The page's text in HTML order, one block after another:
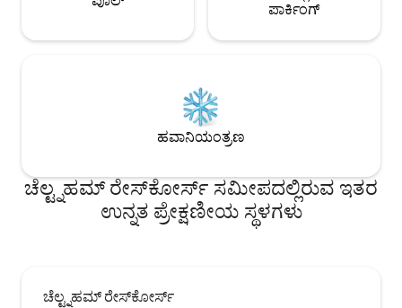
ಪಾರ್ಕಿಂಗ್
ಹವಾನಿಯಂತ್ರಣ
ಚೆಲ್ಟ್ನಹಮ್ ರೇಸ್‌ಕೋರ್ಸ್ ಸಮೀಪದಲ್ಲಿರುವ ಇತರ
ಉನ್ನತ ಪ್ರೇಕ್ಷಣೀಯ ಸ್ಥಳಗಳು
ಚೆಲ್ಟ್ನಹಮ್ ರೇಸ್‌ಕೋರ್ಸ್